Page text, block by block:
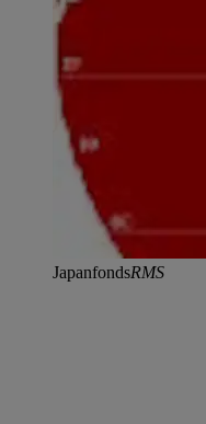
JapanfondsRMS